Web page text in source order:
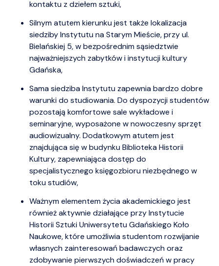
kontaktu z dziełem sztuki,
Silnym atutem kierunku jest także lokalizacja
siedziby Instytutu na Starym Mieście, przy ul.
Bielańskiej 5, w bezpośrednim sąsiedztwie
najważniejszych zabytków i instytucji kultury
Gdańska,
Sama siedziba Instytutu zapewnia bardzo dobre
warunki do studiowania. Do dyspozycji studentów
pozostają komfortowe sale wykładowe i
seminaryjne, wyposażone w nowoczesny sprzęt
audiowizualny. Dodatkowym atutem jest
znajdująca się w budynku Biblioteka Historii
Kultury, zapewniająca dostęp do
specjalistycznego księgozbioru niezbędnego w
toku studiów,
Ważnym elementem życia akademickiego jest
również aktywnie działające przy Instytucie
Historii Sztuki Uniwersytetu Gdańskiego Koło
Naukowe, które umożliwia studentom rozwijanie
własnych zainteresowań badawczych oraz
zdobywanie pierwszych doświadczeń w pracy